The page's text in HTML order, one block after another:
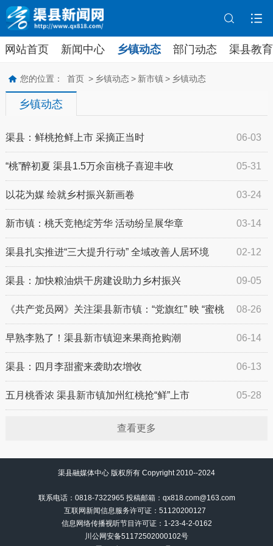
网站首页 新闻中心 乡镇动态 部门动态 渠县教育
您的位置： 首页 > 乡镇动态 > 新市镇 > 乡镇动态
乡镇动态
06-03
渠县：鲜桃抢鲜上市 采摘正当时
05-31
“桃”醉初夏 渠县1.5万余亩桃子喜迎丰收
03-24
以花为媒 绘就乡村振兴新画卷
03-14
新市镇：桃夭竞艳绽芳华 活动纷呈展华章
02-12
渠县扎实推进“三大提升行动” 全域改善人居环境
09-05
渠县：加快粮油烘干房建设助力乡村振兴
08-26
《共产党员网》关注渠县新市镇：“党旗红” 映 “蜜桃
香” 支部领路富家乡 06-14
早熟李熟了！渠县新市镇迎来果商抢购潮
06-13
渠县：四月李甜蜜来袭助农增收
05-28
五月桃香浓 渠县新市镇加州红桃抢“鲜”上市
查看更多
渠县融媒体中心 版权所有 Copyright 2010--2024
联系电话：0818-7322965 投稿邮箱：qx818.com@163.com
互联网新闻信息服务许可证：51120200127
信息网络传播视听节目许可证： 1-23-4-2-0162
川公网安备51172502000102号